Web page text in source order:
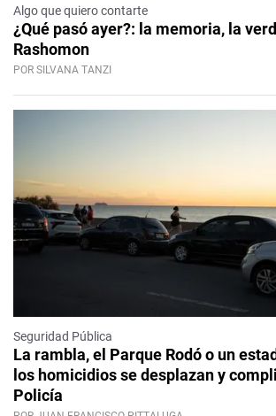
Algo que quiero contarte
¿Qué pasó ayer?: la memoria, la
Rashomon
POR SILVANA TANZI
Seguridad Pública
La rambla, el Parque Rodó o un
los homicidios se desplazan y
Policía